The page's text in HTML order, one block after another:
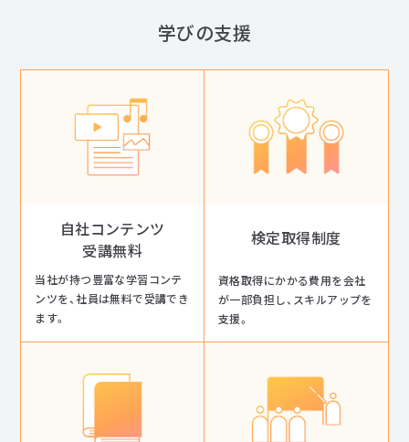
学びの支援
自社コンテンツ
受講無料
当社が持つ豊富な学習コンテ
ンツを、社員は無料で受講でき
ます。
検定取得制度
資格取得にかかる費用を会社
が一部負担し、スキルアップを
支援。